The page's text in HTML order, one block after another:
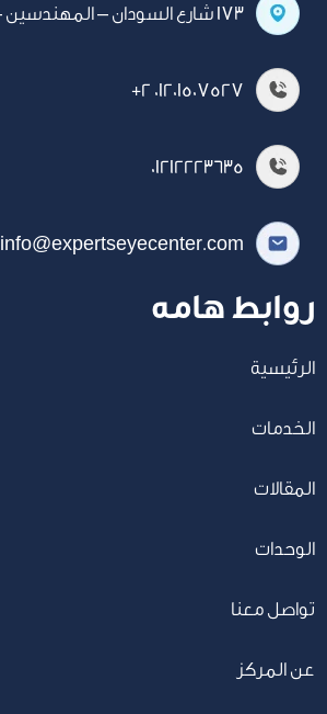
روابط هامه
الرئيسية
الخدمات
المقالات
الوحدات
تواصل معنا
عن المركز
١٧٣ شارع السودان – المهندسين – الجيزة
+2 01201507527
01212223635
info@expertseyecenter.com